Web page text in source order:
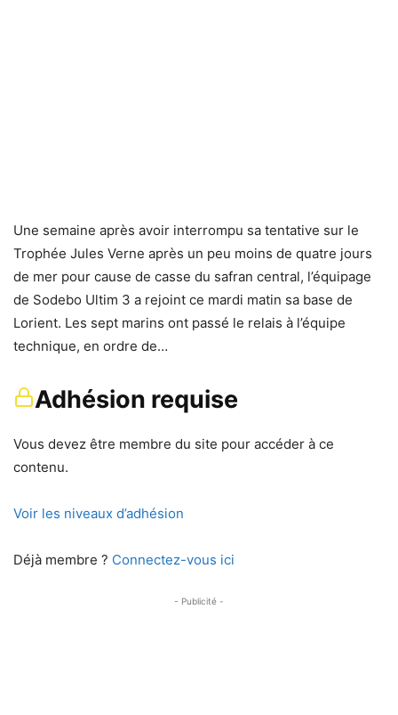
Une semaine après avoir interrompu sa tentative sur le
Trophée Jules Verne après un peu moins de quatre jours
de mer pour cause de casse du safran central, l’équipage
de Sodebo Ultim 3 a rejoint ce mardi matin sa base de
Lorient. Les sept marins ont passé le relais à l’équipe
technique, en ordre de…
Adhésion requise
Vous devez être membre du site pour accéder à ce
contenu.
Voir les niveaux d’adhésion
Déjà membre ? Connectez-vous ici
- Publicité -